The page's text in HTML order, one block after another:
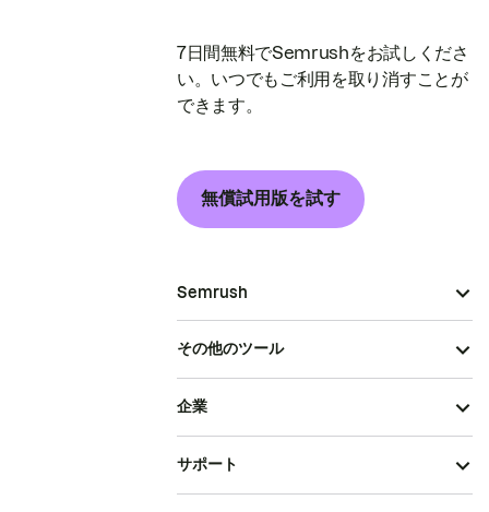
7日間無料でSemrushをお試しくださ
い。いつでもご利用を取り消すことが
できます。
無償試用版を試す
Semrush
その他のツール
企業
サポート